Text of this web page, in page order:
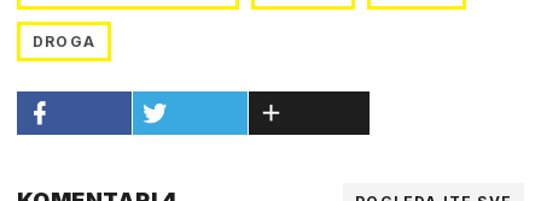
DROGA